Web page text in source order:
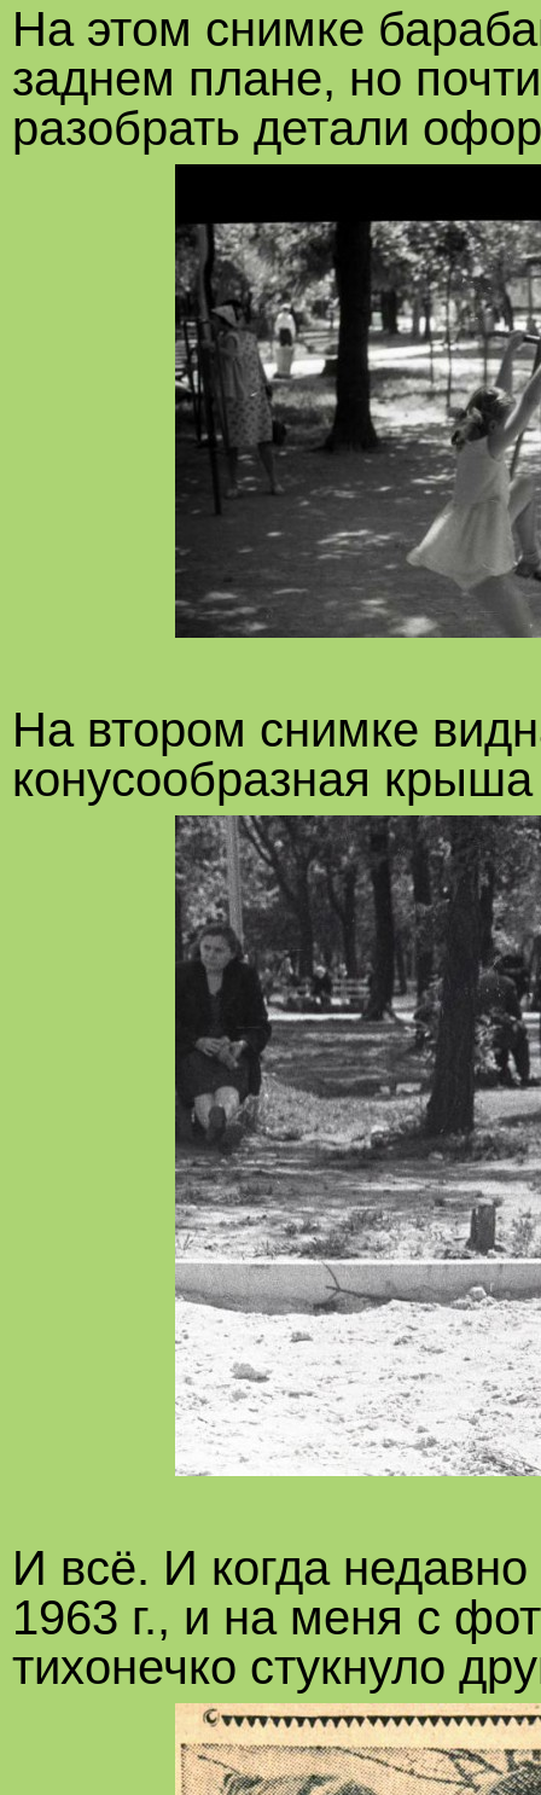
На этом снимке
заднем плане, но
разобрать детали
На втором снимке
конусообразная
И всё. И когда
1963 г., и на меня с
тихонечко стукнуло